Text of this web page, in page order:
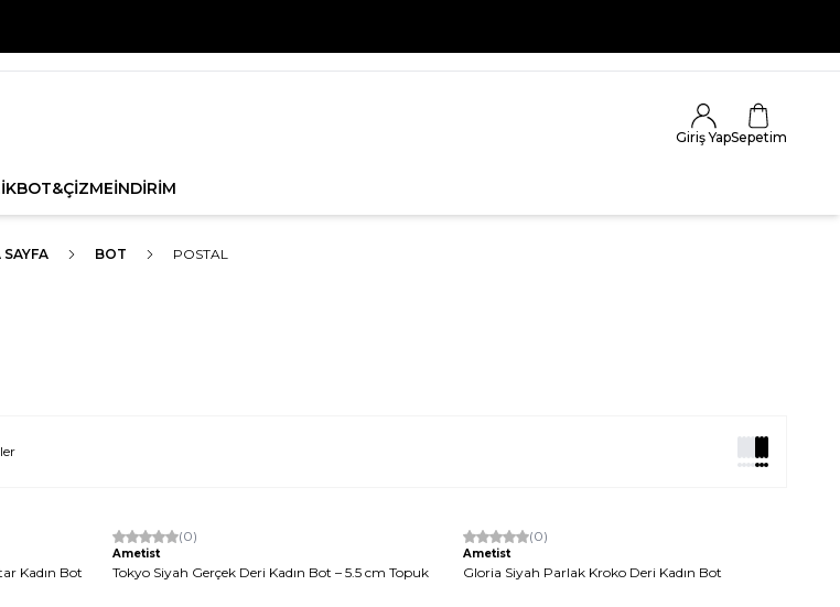
Giriş YapSepetim
BOT&ÇİZMEİNDİRİM
BOT POSTAL
Kadın Bot
Yeni (0)
Ametist
Tokyo Siyah Gerçek Deri Kadın Bot – 5.5 cm Topuk
Yeni (0)
Ametist
Gloria Siyah Parlak Kroko Deri Kadın Bot